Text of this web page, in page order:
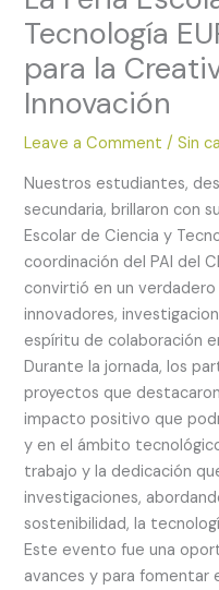
Tecnología
para la
Innovación
Leave a Comment /Sin
Nuestros estudiantes,
secundaria, brillaron con
Escolar de Ciencia y
coordinación del PAI del
convirtió en un
innovadores,
espíritu de colaboración
Durante la jornada, los
proyectos que
impacto positivo que
y en el ámbito
trabajo y la dedicación
investigaciones,
sostenibilidad, la
Este evento fue una
avances y para fomentar